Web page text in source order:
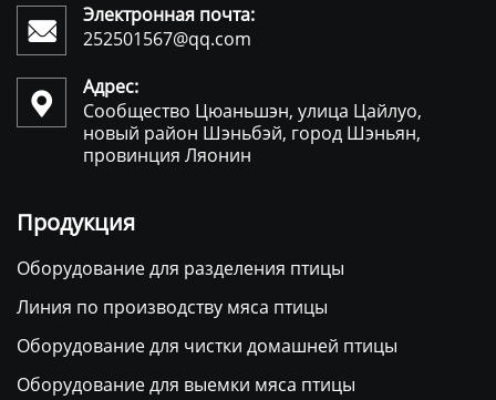

Электронная почта:
252501567@qq.com

Адрес:
Сообщество Цюаньшэн, улица Цайлуо,
новый район Шэньбэй, город Шэньян,
провинция Ляонин
Продукция
Оборудование для разделения птицы
Линия по производству мяса птицы
Оборудование для чистки домашней птицы
Оборудование для выемки мяса птицы